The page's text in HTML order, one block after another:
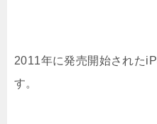
2011年に発売開始された
す。